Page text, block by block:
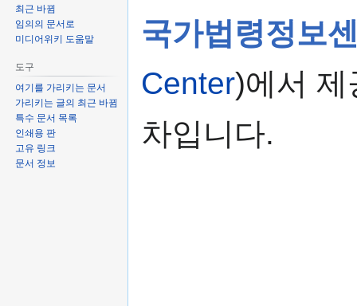
러
로
기
색
가
국가법령정보
Center)에서 제
차입니다.
최근 바뀜
임의의 문서로
미디어위키 도움말
도구
여기를 가리키는 문서
가리키는 글의 최근 바뀜
특수 문서 목록
인쇄용 판
고유 링크
문서 정보